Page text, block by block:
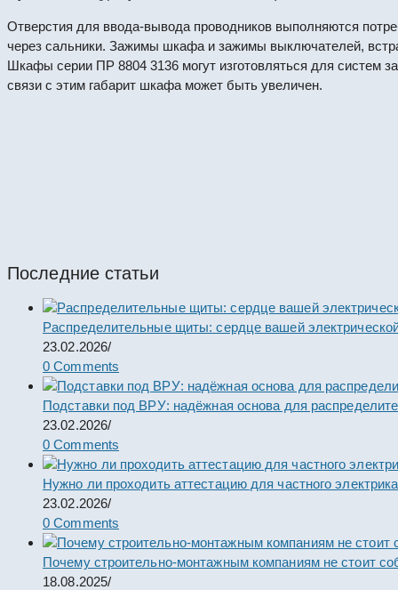
Отверстия для ввода-вывода проводников выполняются
через сальники. Зажимы шкафа и зажимы выключателей,
Шкафы серии ПР 8804 3136 могут изготовляться для систем
связи с этим габарит шкафа может быть увеличен.
Последние статьи
Распределительные щиты: сердце вашей
23.02.2026/
0 Comments
Подставки под ВРУ: надёжная основа для
23.02.2026/
0 Comments
Нужно ли проходить аттестацию для частного
23.02.2026/
0 Comments
Почему строительно-монтажным компаниям не стоит
18.08.2025/